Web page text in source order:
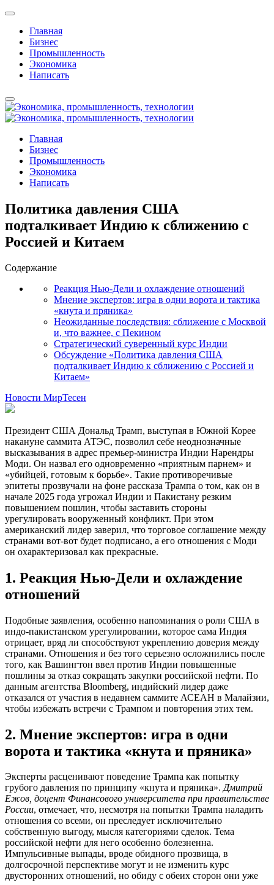
Главная
Бизнес
Промышленность
Экономика
Написать
Главная
Бизнес
Промышленность
Экономика
Написать
Политика давления США
подталкивает Индию к сближению с
Россией и Китаем
Содержание
Реакция Нью-Дели и охлаждение отношений
Мнение экспертов: игра в одни ворота и тактика
«кнута и пряника»
Неожиданные последствия: сближение с Москвой
и, что важнее, с Пекином
Стратегический суверенный курс Индии
Обсуждение «Политика давления США
подталкивает Индию к сближению с Россией и
Китаем»
Новости МирТесен
Президент США Дональд Трамп, выступая в Южной Корее
накануне саммита АТЭС, позволил себе неоднозначные
высказывания в адрес премьер-министра Индии Нарендры
Моди. Он назвал его одновременно «приятным парнем» и
«убийцей, готовым к борьбе». Такие противоречивые
эпитеты прозвучали на фоне рассказа Трампа о том, как он в
начале 2025 года угрожал Индии и Пакистану резким
повышением пошлин, чтобы заставить стороны
урегулировать вооруженный конфликт. При этом
американский лидер заверил, что торговое соглашение между
странами вот-вот будет подписано, а его отношения с Моди
он охарактеризовал как прекрасные.
1. Реакция Нью-Дели и охлаждение
отношений
Подобные заявления, особенно напоминания о роли США в
индо-пакистанском урегулировании, которое сама Индия
отрицает, вряд ли способствуют укреплению доверия между
странами. Отношения и без того серьезно осложнились после
того, как Вашингтон ввел против Индии повышенные
пошлины за отказ сокращать закупки российской нефти. По
данным агентства Bloomberg, индийский лидер даже
отказался от участия в недавнем саммите АСЕАН в Малайзии,
чтобы избежать встречи с Трампом и повторения этих тем.
2. Мнение экспертов: игра в одни
ворота и тактика «кнута и пряника»
Эксперты расценивают поведение Трампа как попытку
грубого давления по принципу «кнута и пряника».Дмитрий
Ежов, доцент Финансового университета при правительстве
России, отмечает, что, несмотря на попытки Трампа наладить
отношения со всеми, он преследует исключительно
собственную выгоду, мысля категориями сделок. Тема
российской нефти для него особенно болезненна.
Импульсивные выпады, вроде обидного прозвища, в
долгосрочной перспективе могут и не изменить курс
двусторонних отношений, но обиду с обеих сторон они уже